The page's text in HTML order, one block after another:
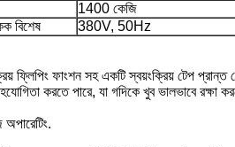
1400 কেজি
বিশেষ
380V, 50Hz
ফ্লিপিং ফাংশন সহ একটি স্বয়ংক্রিয় টেপ প্রান্ত
করতে পারে, যা গদিকে খুব ভালভাবে রক্ষা